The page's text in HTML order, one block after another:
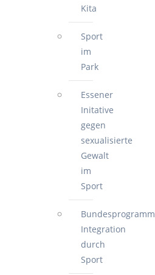
Kita
Sport
im
Park
Essener
Initative
gegen
sexualisierte
Gewalt
im
Sport
Bundesprogramm
Integration
durch
Sport